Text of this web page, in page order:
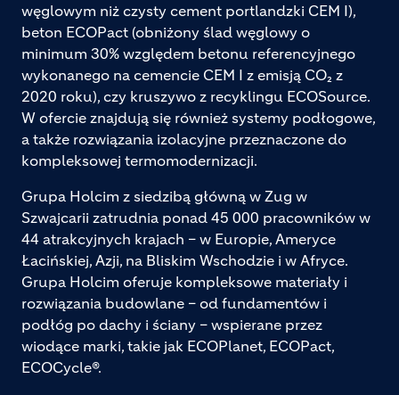
węglowym niż czysty cement portlandzki CEM I),
beton ECOPact (obniżony ślad węglowy o
minimum 30% względem betonu referencyjnego
wykonanego na cemencie CEM I z emisją CO₂ z
2020 roku), czy kruszywo z recyklingu ECOSource.
W ofercie znajdują się również systemy podłogowe,
a także rozwiązania izolacyjne przeznaczone do
kompleksowej termomodernizacji.
Grupa Holcim z siedzibą główną w Zug w
Szwajcarii zatrudnia ponad 45 000 pracowników w
44 atrakcyjnych krajach – w Europie, Ameryce
Łacińskiej, Azji, na Bliskim Wschodzie i w Afryce.
Grupa Holcim oferuje kompleksowe materiały i
rozwiązania budowlane – od fundamentów i
podłóg po dachy i ściany – wspierane przez
wiodące marki, takie jak ECOPlanet, ECOPact,
ECOCycle®.